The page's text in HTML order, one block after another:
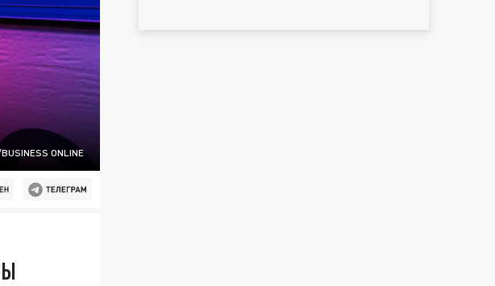
ONLINE